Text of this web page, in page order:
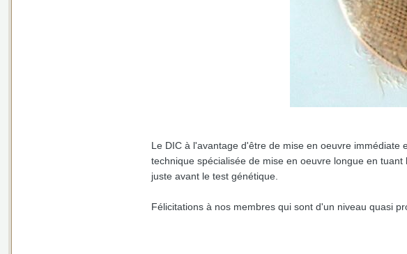
Le DIC à l'avantage d'être de mise en oeuvre
technique spécialisée de mise en oeuvre longue en
juste avant le test génétique.
Félicitations à nos membres qui sont d'un niveau quasi